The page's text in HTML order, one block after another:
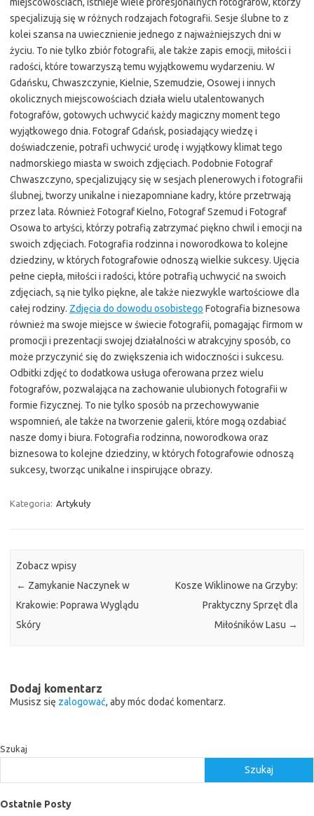
specjalizują się w różnych rodzajach fotografii. Sesje ślubne to z
kolei szansa na uwiecznienie jednego z najważniejszych dni w
życiu. To nie tylko zbiór fotografii, ale także zapis emocji, miłości i
radości, które towarzyszą temu wyjątkowemu wydarzeniu. W
Gdańsku, Chwaszczynie, Kielnie, Szemudzie, Osowej i innych
okolicznych miejscowościach działa wielu utalentowanych
fotografów, gotowych uchwycić każdy magiczny moment tego
wyjątkowego dnia. Fotograf Gdańsk, posiadający wiedzę i
doświadczenie, potrafi uchwycić urodę i wyjątkowy klimat tego
nadmorskiego miasta w swoich zdjęciach. Podobnie Fotograf
Chwaszczyno, specjalizujący się w sesjach plenerowych i fotografii
ślubnej, tworzy unikalne i niezapomniane kadry, które przetrwają
przez lata. Również Fotograf Kielno, Fotograf Szemud i Fotograf
Osowa to artyści, którzy potrafią zatrzymać piękno chwil i emocji na
swoich zdjęciach. Fotografia rodzinna i noworodkowa to kolejne
dziedziny, w których fotografowie odnoszą wielkie sukcesy. Ujęcia
pełne ciepła, miłości i radości, które potrafią uchwycić na swoich
zdjęciach, są nie tylko piękne, ale także niezwykle wartościowe dla
całej rodziny. Zdjęcia do dowodu osobistego Fotografia biznesowa
również ma swoje miejsce w świecie fotografii, pomagając firmom w
promocji i prezentacji swojej działalności w atrakcyjny sposób, co
może przyczynić się do zwiększenia ich widoczności i sukcesu.
Odbitki zdjęć to dodatkowa usługa oferowana przez wielu
fotografów, pozwalająca na zachowanie ulubionych fotografii w
formie fizycznej. To nie tylko sposób na przechowywanie
wspomnień, ale także na tworzenie galerii, które mogą ozdabiać
nasze domy i biura. Fotografia rodzinna, noworodkowa oraz
biznesowa to kolejne dziedziny, w których fotografowie odnoszą
sukcesy, tworząc unikalne i inspirujące obrazy.
Kategoria: Artykuły
Zobacz wpisy
← Zamykanie Naczynek w
Krakowie: Poprawa Wyglądu
Skóry
Kosze Wiklinowe na Grzyby:
Praktyczny Sprzęt dla
Miłośników Lasu →
Dodaj komentarz
Musisz się zalogować, aby móc dodać komentarz.
Szukaj
Szukaj
Ostatnie Posty